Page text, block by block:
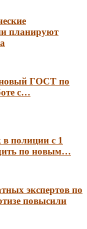
планируют
новый ГОСТ по
с…
полиции с 1
по новым…
экспертов по
повысили